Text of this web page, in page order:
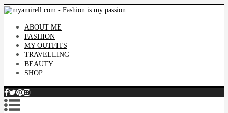
ABOUT ME
FASHION
MY OUTFITS
TRAVELLING
BEAUTY
SHOP